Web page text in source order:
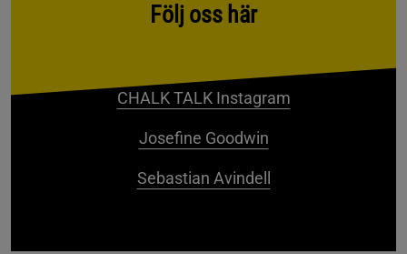
Följ oss här
CHALK TALK Instagram
Josefine Goodwin
Sebastian Avindell